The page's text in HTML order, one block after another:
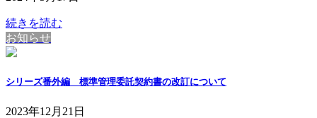
続きを読む
お知らせ
シリーズ番外編 標準管理委託契約書の改訂について
2023年12月21日